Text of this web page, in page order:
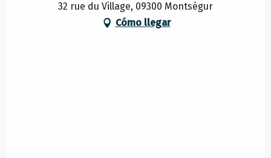
32 rue du Village, 09300 Montségur
Cómo llegar